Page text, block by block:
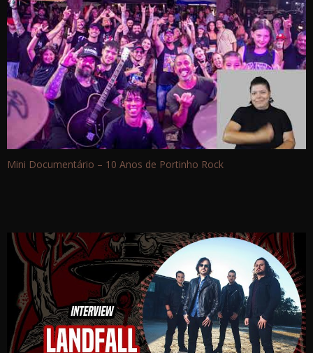
Mini Documentário – 10 Anos de Portinho Rock